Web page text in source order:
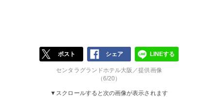
ポスト シェア LINEする
センタラグランドホテル大阪／提供画像
（6/20）
▼スクロールすると次の画像が表示されます